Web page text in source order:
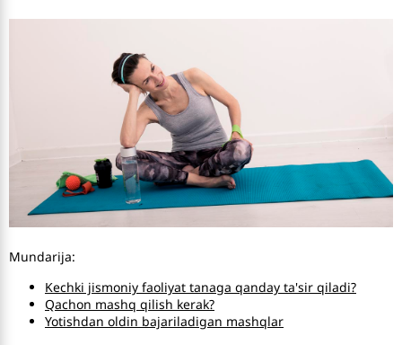
Mundarija:
Kechki jismoniy faoliyat tanaga qanday ta'sir qiladi?
Qachon mashq qilish kerak?
Yotishdan oldin bajariladigan mashqlar